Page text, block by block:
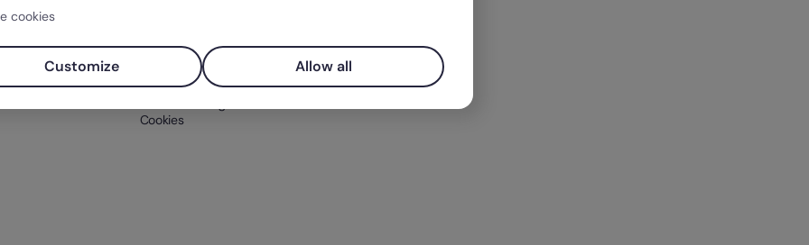
Contatto
Centro assistenza
Termini e Condizioni
Cookies
cookies
Customize Allow all